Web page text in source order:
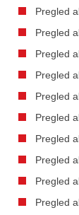
Pregled
Pregled
Pregled
Pregled
Pregled
Pregled
Pregled
Pregled
Pregled
Pregled